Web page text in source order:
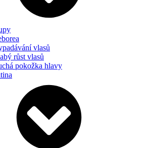
vlasů
růst vlasů
pokožka hlavy